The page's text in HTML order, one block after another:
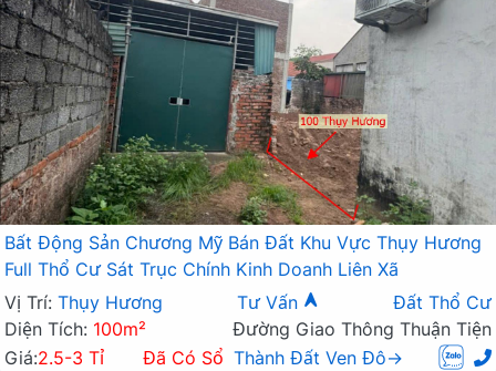
Bất Động Sản Chương Mỹ Bán Đất Khu Vực Thụy Hương
Full Thổ Cư Sát Trục Chính Kinh Doanh Liên Xã
Vị Trí: Thụy Hương Tư Vấn
Đất Thổ Cư
Diện Tích: 100m²
Đường Giao Thông Thuận Tiện
Giá:2.5-3 Tỉ Đã Có Sổ Thành Đất Ven Đô→